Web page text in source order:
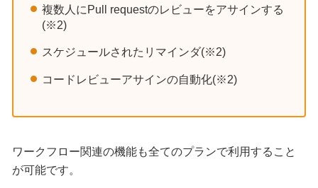
複数人にPull requestのレビューをアサインする
(※2)
スケジュールされたリマインダ(※2)
コードレビューアサインの自動化(※2)
ワークフロー関連の機能も全てのプランで利用すること
が可能です。